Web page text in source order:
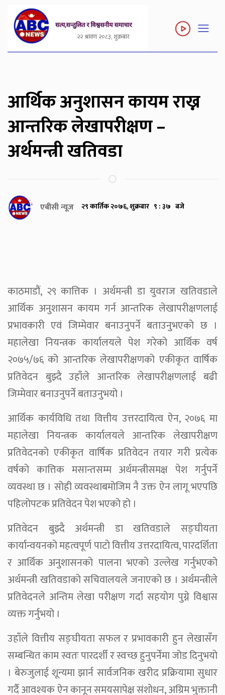
२२ श्रावण २०८३, शुक्रबार
आर्थिक अनुशासन कायम राख्न
आन्तरिक लेखापरीक्षण –
अर्थमन्त्री खतिवडा
एबीसी न्यूज २९ कार्तिक २०७६, शुक्रबार ९ : ३७ बजे
काठमाडौं, २९ कात्तिक । अर्थमन्त्री डा युवराज खतिवडाले
आर्थिक अनुशासन कायम गर्न आन्तरिक लेखापरीक्षणलाई
प्रभावकारी एवं जिम्मेवार बनाउनुपर्ने बताउनुभएको छ ।
महालेखा नियन्त्रक कार्यालयले पेश गरेको आर्थिक वर्ष
२०७५/७६ को आन्तरिक लेखापरीक्षणको एकीकृत वार्षिक
प्रतिवेदन बुझ्दै उहाँले आन्तरिक लेखापरीक्षणलाई बढी
जिम्मेवार बनाउनुपर्ने बताउनुभयो ।
आर्थिक कार्यविधि तथा वित्तीय उत्तरदायित्व ऐन, २०७६ मा
महालेखा नियन्त्रक कार्यालयले आन्तरिक लेखापरीक्षण
प्रतिवेदनको एकीकृत वार्षिक प्रतिवेदन तयार गरी प्रत्येक
वर्षको कात्तिक मसान्तसम्म अर्थमन्त्रीसमक्ष पेश गर्नुपर्ने
व्यवस्था छ । सोही व्यवस्थाबमोजिम नै उक्त ऐन लागू भएपछि
पहिलोपटक प्रतिवेदन पेश भएको हो ।
प्रतिवेदन बुझ्दै अर्थमन्त्री डा खतिवडाले सङ्घीयता
कार्यान्वयनको महत्वपूर्ण पाटो वित्तीय उत्तरदायित्व, पारदर्शिता
र आर्थिक अनुशासनको पालना भएको उल्लेख गर्नुभएको
अर्थमन्त्री खतिवडाको सचिवालयले जनाएको छ । अर्थमन्त्रीले
प्रतिवेदनले अन्तिम लेखा परीक्षण गर्दा सहयोग पुग्ने विश्वास
व्यक्त गर्नुभयो ।
उहाँले वित्तीय सङ्घीयता सफल र प्रभावकारी हुन लेखासँग
सम्बन्धित काम स्वतः पारदर्शी र स्वच्छ हुनुपर्नेमा जोड दिनुभयो
। बेरुजुलाई शून्यमा झार्न सार्वजनिक खरीद प्रक्रियामा सुधार
गर्दै आवश्यक ऐन कानून समयसापेक्ष संशोधन, अग्रिम भुक्तानी